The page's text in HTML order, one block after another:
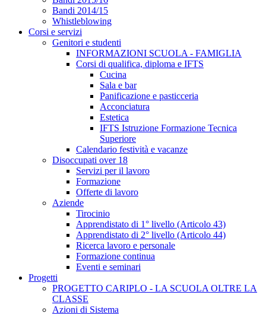
Bandi 2014/15
Whistleblowing
Corsi e servizi
Genitori e studenti
INFORMAZIONI SCUOLA - FAMIGLIA
Corsi di qualifica, diploma e IFTS
Cucina
Sala e bar
Panificazione e pasticceria
Acconciatura
Estetica
IFTS Istruzione Formazione Tecnica
Superiore
Calendario festività e vacanze
Disoccupati over 18
Servizi per il lavoro
Formazione
Offerte di lavoro
Aziende
Tirocinio
Apprendistato di 1° livello (Articolo 43)
Apprendistato di 2° livello (Articolo 44)
Ricerca lavoro e personale
Formazione continua
Eventi e seminari
Progetti
PROGETTO CARIPLO - LA SCUOLA OLTRE LA
CLASSE
Azioni di Sistema